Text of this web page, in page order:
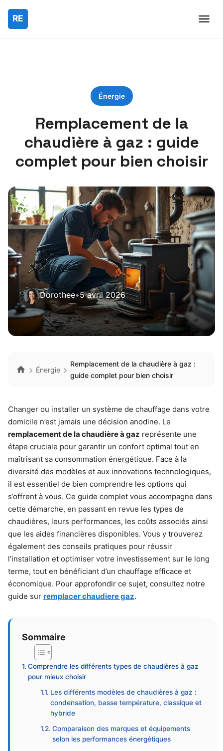
Énergie
Remplacement de la
chaudière à gaz : guide
complet pour bien choisir
Dorothee•5 avril 2026
Énergie
Remplacement de la chaudière à gaz :
guide complet pour bien choisir
Changer ou installer un système de chauffage dans votre
domicile n’est jamais une décision anodine. Le
remplacement de la chaudière à gaz représente une
étape cruciale pour garantir un confort optimal tout en
maîtrisant sa consommation énergétique. Face à la
diversité des modèles et aux innovations technologiques,
il est essentiel de bien comprendre les options qui
s’offrent à vous. Ce guide complet vous accompagne dans
cette démarche, en passant en revue les types de
chaudières, leurs performances, les coûts associés ainsi
que les aides financières disponibles. Vous y trouverez
également des conseils pratiques pour réussir
l’installation et optimiser votre investissement sur le long
terme, tout en bénéficiant d’un chauffage efficace et
économique. Pour approfondir ce sujet, consultez notre
guide sur remplacer chaudiere gaz.
Sommaire
Comprendre les différents types de chaudières à gaz
pour mieux choisir
Les différents modèles de chaudières à gaz :
condensation, basse température, classique et
hybride
Comparaison des marques et équipements
selon les performances énergétiques